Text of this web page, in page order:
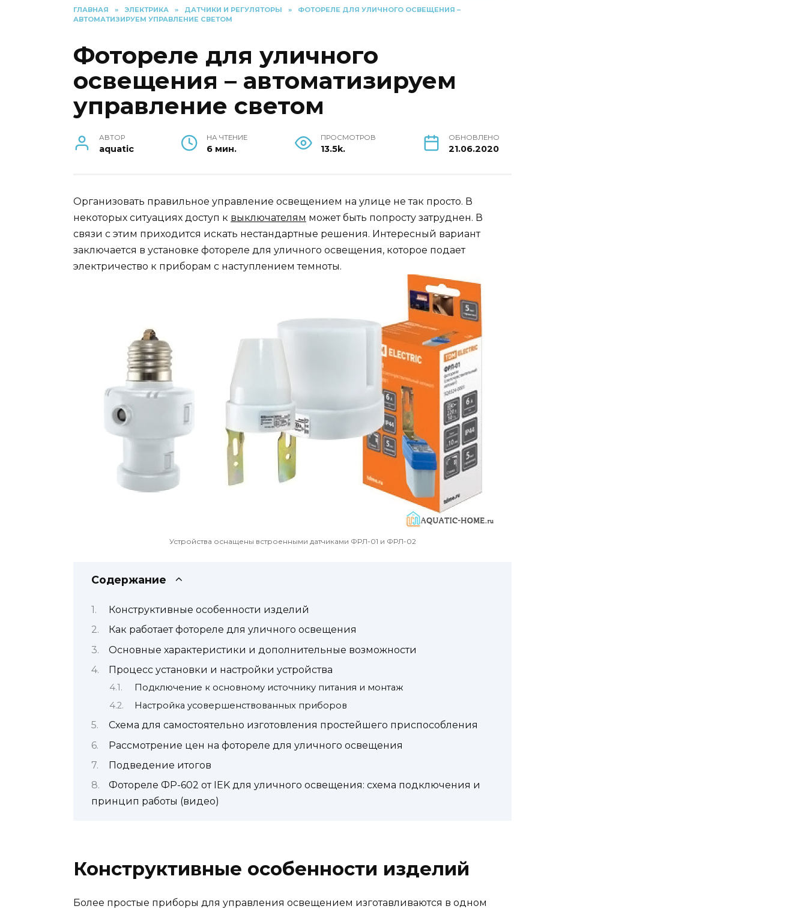
ГЛАВНАЯ » ЭЛЕКТРИКА » ДАТЧИКИ И РЕГУЛЯТОРЫ »
ФОТОРЕЛЕ ДЛЯ УЛИЧНОГО ОСВЕЩЕНИЯ –
АВТОМАТИЗИРУЕМ УПРАВЛЕНИЕ СВЕТОМ
Фотореле для уличного
освещения – автоматизируем
управление светом
АВТОР
aquatic
НА ЧТЕНИЕ
6 мин.
ПРОСМОТРОВ
13.5k.
ОБНОВЛЕНО
21.06.2020
Организовать правильное управление освещением на улице не так просто. В
некоторых ситуациях доступ к выключателям может быть попросту затруднен. В
связи с этим приходится искать нестандартные решения. Интересный вариант
заключается в установке фотореле для уличного освещения, которое подает
электричество к приборам с наступлением темноты.
Устройства оснащены встроенными датчиками ФРЛ-01 и ФРЛ-02
Содержание
Конструктивные особенности изделий
Как работает фотореле для уличного освещения
Основные характеристики и дополнительные возможности
Процесс установки и настройки устройства
Подключение к основному источнику питания и монтаж
Настройка усовершенствованных приборов
Схема для самостоятельно изготовления простейшего приспособления
Рассмотрение цен на фотореле для уличного освещения
Подведение итогов
Фотореле ФР-602 от IEK для уличного освещения: схема подключения и
принцип работы (видео)
Конструктивные особенности изделий
Более простые приборы для управления освещением изготавливаются в одном